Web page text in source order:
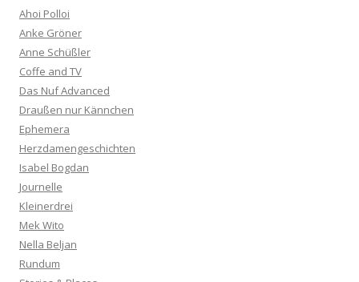
Ahoi Polloi
Anke Gröner
Anne Schüßler
Coffe and TV
Das Nuf Advanced
Draußen nur Kännchen
Ephemera
Herzdamengeschichten
Isabel Bogdan
Journelle
Kleinerdrei
Mek Wito
Nella Beljan
Rundum